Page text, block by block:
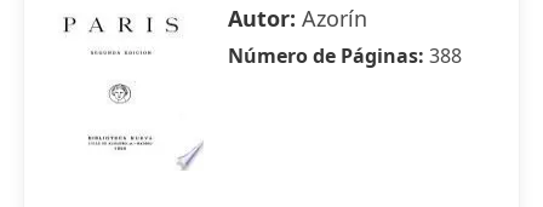
Autor: Azorín
Número de Páginas: 388